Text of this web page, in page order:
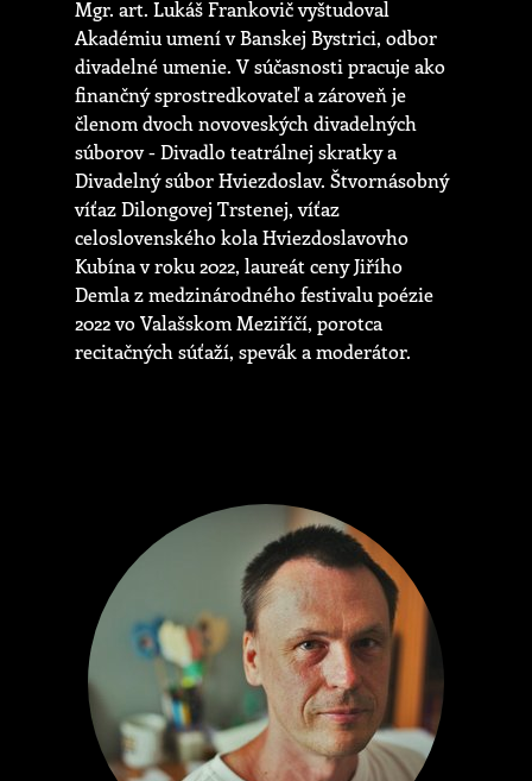
Mgr. art. Lukáš Frankovič vyštudoval
Akadémiu umení v Banskej Bystrici, odbor
divadelné umenie. V súčasnosti pracuje ako
finančný sprostredkovateľ a zároveň je
členom dvoch novoveských divadelných
súborov - Divadlo teatrálnej skratky a
Divadelný súbor Hviezdoslav. Štvornásobný
víťaz Dilongovej Trstenej, víťaz
celoslovenského kola Hviezdoslavovho
Kubína v roku 2022, laureát ceny Jiřího
Demla z medzinárodného festivalu poézie
2022 vo Valašskom Meziříčí, porotca
recitačných súťaží, spevák a moderátor.